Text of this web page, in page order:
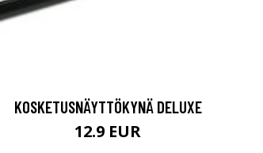
KOSKETUSNÄYTTÖKYNÄ DELUXE
12.9 EUR